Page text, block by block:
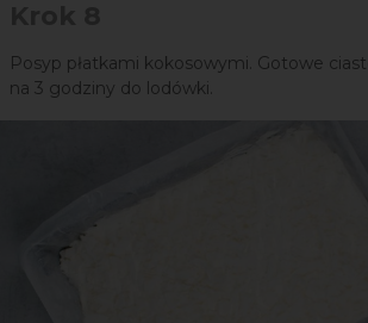
Posyp płatkami kokosowymi. Gotowe
na 3 godziny do lodówki.